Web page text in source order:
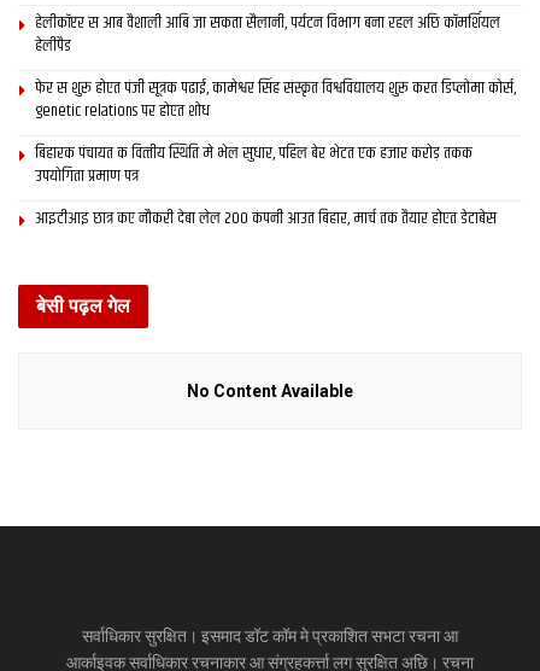
हेलीकॉप्टर स आब वैशाली आबि जा सकता सैलानी, पर्यटन विभाग बना रहल अछि कॉमर्शियल
हेलीपैड
फेर स शुरू होएत पंजी सूत्रक पढाई, कामेश्वर सिंह संस्कृत विश्वविद्यालय शुरू करत डिप्लोमा कोर्स,
genetic relations पर होएत शोध
बिहारक पंचायत क वित्‍तीय स्थिति मे भेल सुधार, पहिल बेर भेटत एक हजार करोड़ तकक
उपयोगिता प्रमाण पत्र
आइटीआइ छात्र कए नौकरी देबा लेल 200 कंपनी आउत बिहार, मार्च तक तैयार होएत डेटाबेस
बेसी पढ़ल गेल
No Content Available
सर्वाधिकार सुरक्षित। इसमाद डॉट कॉम मे प्रकाशित सभटा रचना आ
आर्काइवक सर्वाधिकार रचनाकार आ संग्रहकर्त्ता लग सुरक्षित अछि। रचना